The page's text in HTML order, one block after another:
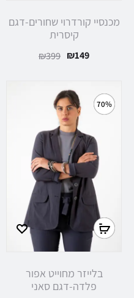
מכנסיי קורדרוי שחורים-דגם
קיסרית
₪399 ₪149
70%
בלייזר מחוייט אפור
פלדה-דגם סאני